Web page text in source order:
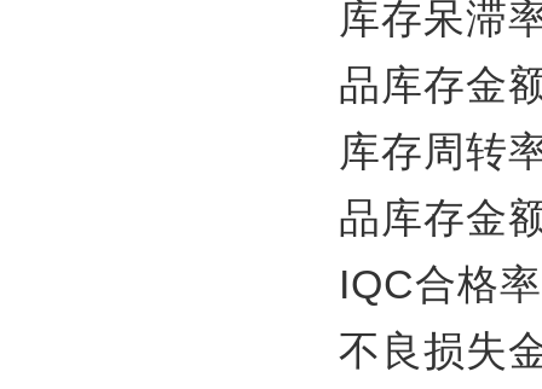
库存呆滞
品库存金
库存周转
品库存金
IQC合格率
不良损失